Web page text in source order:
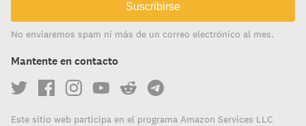
Suscribirse
No enviaremos spam ni más de un correo electrónico al mes.
Mantente en contacto
Este sitio web participa en el programa Amazon Services LLC